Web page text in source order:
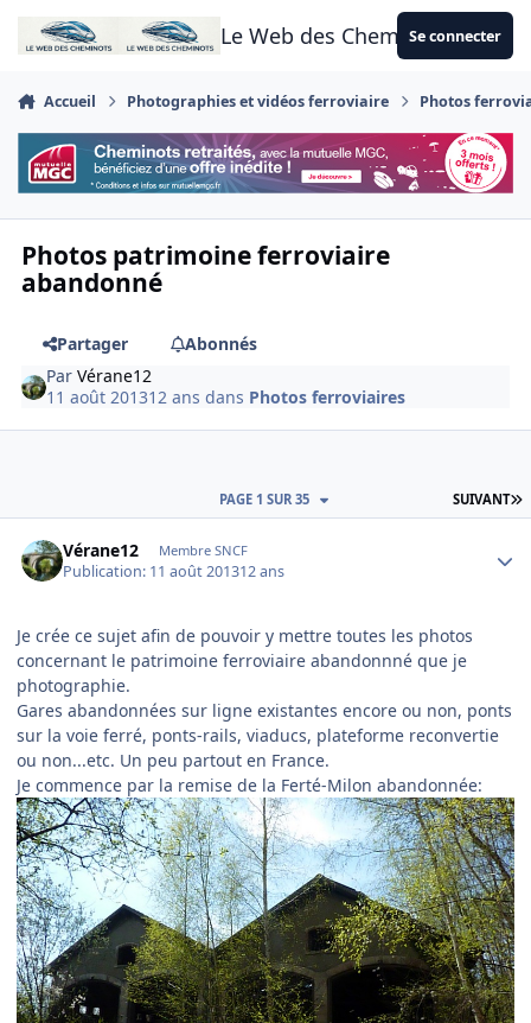
Aller au contenu
Le Web des CheminotsSe connecter
Accueil Photographies et vidéos ferroviaire Photos
Photos patrimoine ferroviaire
abandonné
Partager
Abonnés
ParVérane12
11 août 201312 ans dans Photos ferroviaires
SUIVANT
PAGE 1 SUR 35
Vérane12 Membre SNCF
Publication: 11 août 201312 ans
Je crée ce sujet afin de pouvoir y mettre toutes les photos
concernant le patrimoine ferroviaire abandonnné que je
photographie.
Gares abandonnées sur ligne existantes encore ou non, ponts
sur la voie ferré, ponts-rails, viaducs, plateforme reconvertie
ou non...etc. Un peu partout en France.
Je commence par la remise de la Ferté-Milon abandonnée: